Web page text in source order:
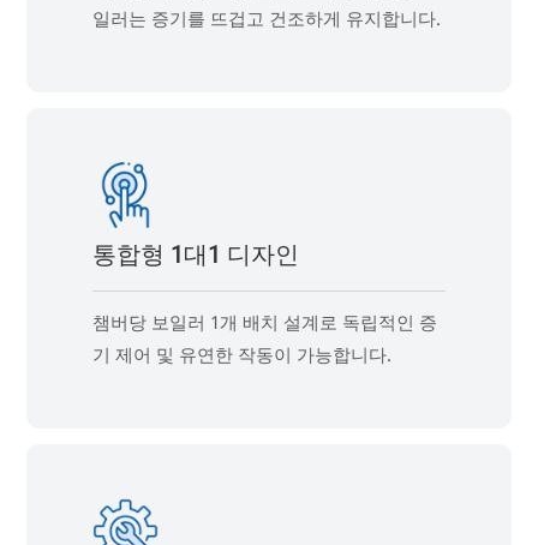
일러는 증기를 뜨겁고 건조하게 유지합니다.
통합형 1대1 디자인
챔버당 보일러 1개 배치 설계로 독립적인 증
기 제어 및 유연한 작동이 가능합니다.